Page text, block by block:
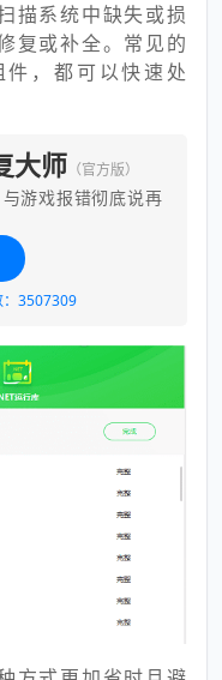
描系统中缺失或损
复或补全。常见的
，都可以快速处
大师 （官方版）
游戏报错彻底说再
：3507309